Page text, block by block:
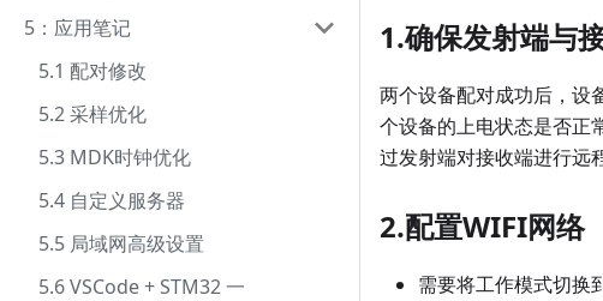
5：应用笔记
5.1 配对修改
5.2 采样优化
5.3 MDK时钟优化
5.4 自定义服务器
5.5 局域网高级设置
5.6 VSCode + STM32 一
1.确保发射端与
两个设备配对成功后，设
个设备的上电状态是否正
过发射端对接收端进行远
2.配置WIFI网络
需要将工作模式切换